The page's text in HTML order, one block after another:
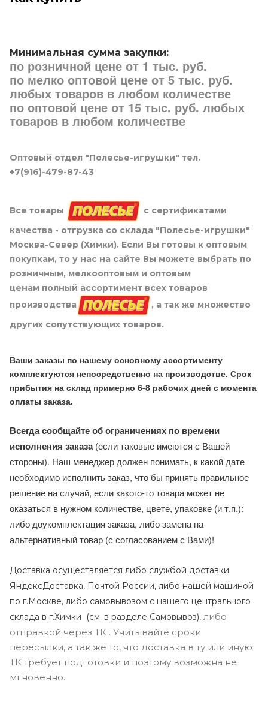
Минимальная сумма закупки:
по розничной цене от 1 тыс. руб.
по мелко оптовой цене от 5 тыс. руб.
любых товаров в любом количестве
по оптовой цене от 15 тыс. руб. любых
товаров в любом количестве
Оптовый отдел "Полесье-игрушки" тел.
+7(916)-479-87-43
Все товары
с сертификатами
качества - отгрузка со склада "Полесье-игрушки"
Москва-Север (Химки). Если Вы готовы к оптовым
покупкам, то у нас на сайте Вы можете выбрать по
розничным, мелкооптовым и оптовым
ценам полный ассортимент всех товаров
производства
, а так же множество
других сопутствующих товаров.
Ваши заказы по нашему основному ассортименту
комплектуются непосредственно на производстве. Срок
прибытия на склад примерно 6-8 рабочих дней с момента
оплаты заказа.
Всегда сообщайте об ограничениях по времени
исполнения заказа(если таковые имеются с Вашей
стороны). Наш менеджер должен понимать, к какой дате
необходимо исполнить заказ, что бы принять правильное
решение на случай, если какого-то товара может не
оказаться в нужном количестве, цвете, упаковке (и т.п.):
либо доукомплектация заказа, либо замена на
альтернативный товар (с согласованием с Вами)!
Доставка осуществляется либо службой доставки
ЯндексДоставка, Почтой России, либо нашей машиной
по г.Москве, либо самовывозом с нашего центрального
склада в г.Химки (см. в разделе Самовывоз), либо
отправкой через ТК . Учитывайте сроки
пересылки, а так же то, что доставка в ту или иную
ТК требует подготовки и поэтому возможна не
мгновенно.